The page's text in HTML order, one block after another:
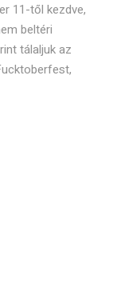
11-től kezdve,
beltéri
tálaljuk az